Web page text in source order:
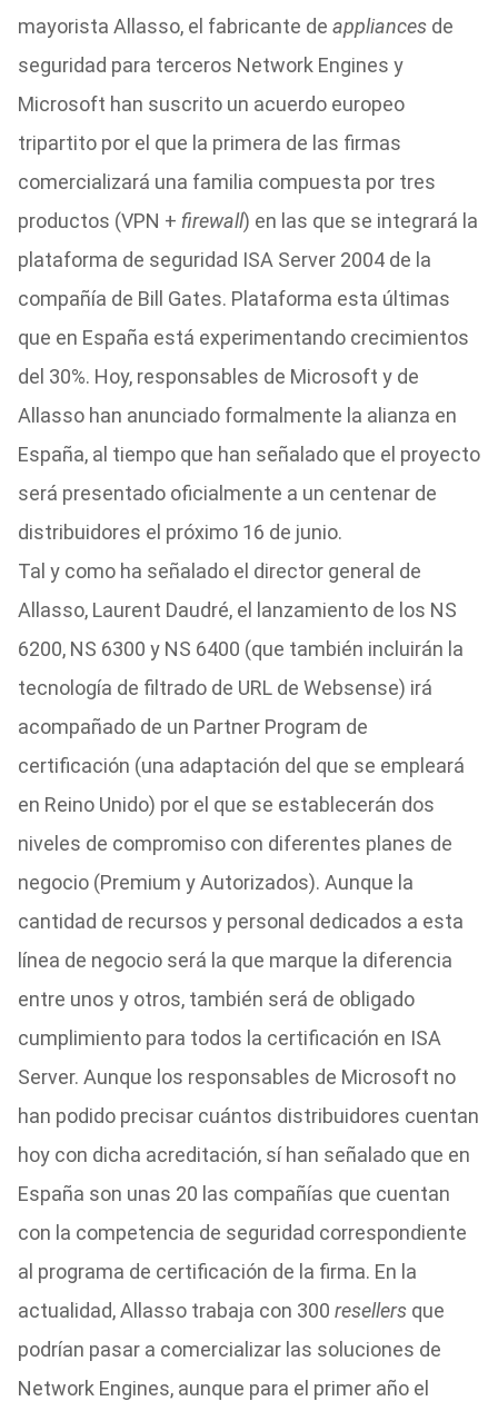
mayorista Allasso, el fabricante de appliancesde
seguridad para terceros Network Engines y
Microsoft han suscrito un acuerdo europeo
tripartito por el que la primera de las firmas
comercializará una familia compuesta por tres
productos (VPN + firewall) en las que se integrará la
plataforma de seguridad ISA Server 2004 de la
compañía de Bill Gates. Plataforma esta últimas
que en España está experimentando crecimientos
del 30%. Hoy, responsables de Microsoft y de
Allasso han anunciado formalmente la alianza en
España, al tiempo que han señalado que el proyecto
será presentado oficialmente a un centenar de
distribuidores el próximo 16 de junio.
Tal y como ha señalado el director general de
Allasso, Laurent Daudré, el lanzamiento de los NS
6200, NS 6300 y NS 6400 (que también incluirán la
tecnología de filtrado de URL de Websense) irá
acompañado de un Partner Program de
certificación (una adaptación del que se empleará
en Reino Unido) por el que se establecerán dos
niveles de compromiso con diferentes planes de
negocio (Premium y Autorizados). Aunque la
cantidad de recursos y personal dedicados a esta
línea de negocio será la que marque la diferencia
entre unos y otros, también será de obligado
cumplimiento para todos la certificación en ISA
Server. Aunque los responsables de Microsoft no
han podido precisar cuántos distribuidores cuentan
hoy con dicha acreditación, sí han señalado que en
España son unas 20 las compañías que cuentan
con la competencia de seguridad correspondiente
al programa de certificación de la firma. En la
actualidad, Allasso trabaja con 300 resellersque
podrían pasar a comercializar las soluciones de
Network Engines, aunque para el primer año el